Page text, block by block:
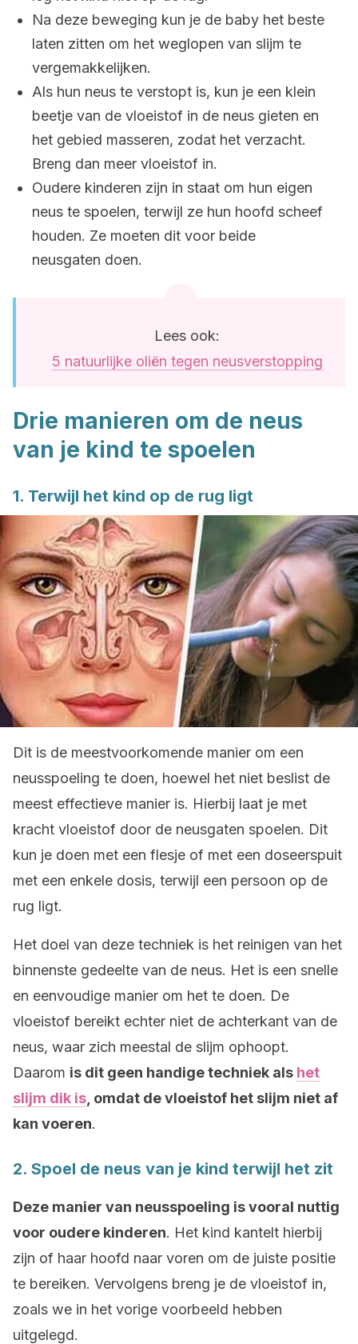
Na deze beweging kun je de baby het beste
laten zitten om het weglopen van slijm te
vergemakkelijken.
Als hun neus te verstopt is, kun je een klein
beetje van de vloeistof in de neus gieten en
het gebied masseren, zodat het verzacht.
Breng dan meer vloeistof in.
Oudere kinderen zijn in staat om hun eigen
neus te spoelen, terwijl ze hun hoofd scheef
houden. Ze moeten dit voor beide
neusgaten doen.
Lees ook:
5 natuurlijke oliën tegen neusverstopping
Drie manieren om de neus
van je kind te spoelen
1. Terwijl het kind op de rug ligt
Dit is de meestvoorkomende manier om een
neusspoeling te doen, hoewel het niet beslist de
meest effectieve manier is. Hierbij laat je met
kracht vloeistof door de neusgaten spoelen. Dit
kun je doen met een flesje of met een doseerspuit
met een enkele dosis, terwijl een persoon op de
rug ligt.
Het doel van deze techniek is het reinigen van het
binnenste gedeelte van de neus. Het is een snelle
en eenvoudige manier om het te doen. De
vloeistof bereikt echter niet de achterkant van de
neus, waar zich meestal de slijm ophoopt.
Daarom is dit geen handige techniek als het
slijm dik is , omdat de vloeistof het slijm niet af
kan voeren.
2. Spoel de neus van je kind terwijl het zit
Deze manier van neusspoeling is vooral nuttig
voor oudere kinderen. Het kind kantelt hierbij
zijn of haar hoofd naar voren om de juiste positie
te bereiken. Vervolgens breng je de vloeistof in,
zoals we in het vorige voorbeeld hebben
uitgelegd.